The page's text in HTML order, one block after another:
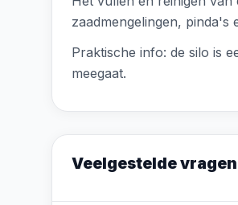
zaadmengelingen, pinda's
Praktische info: de silo is
meegaat.
Veelgestelde vragen